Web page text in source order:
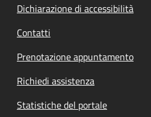
Dichiarazione di accessibilità
Contatti
Prenotazione appuntamento
Richiedi assistenza
Statistiche del portale